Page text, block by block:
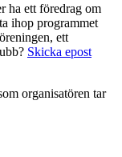
ha ett föredrag om
ihop programmet
ett
Skicka epost
organisatören tar